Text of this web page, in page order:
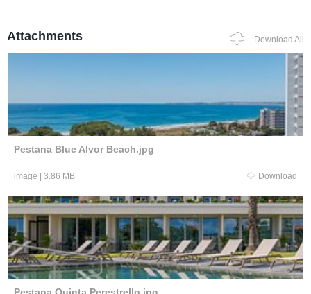
Attachments Download All
Pestana Blue Alvor Beach.jpg
image 3.86 MB Download